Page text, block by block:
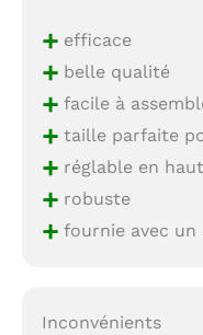
+efficace
+belle qualité
+facile à
+taille parfaite
+réglable en
+robuste
+fournie avec un
Inconvénients